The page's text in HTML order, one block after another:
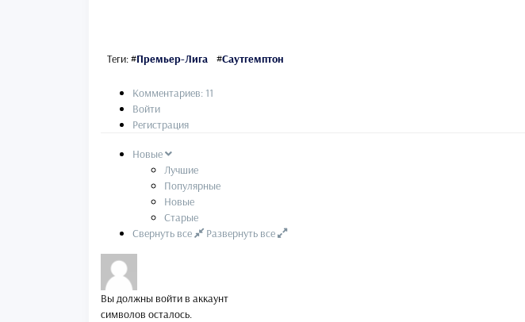
Теги:#Премьер-Лига #Саутгемптон
Комментариев: 11
Войти
Регистрация
Новые
Лучшие
Популярные
Новые
Старые
Свернуть все
Развернуть все
Вы должны войти в аккаунт
символов осталось.